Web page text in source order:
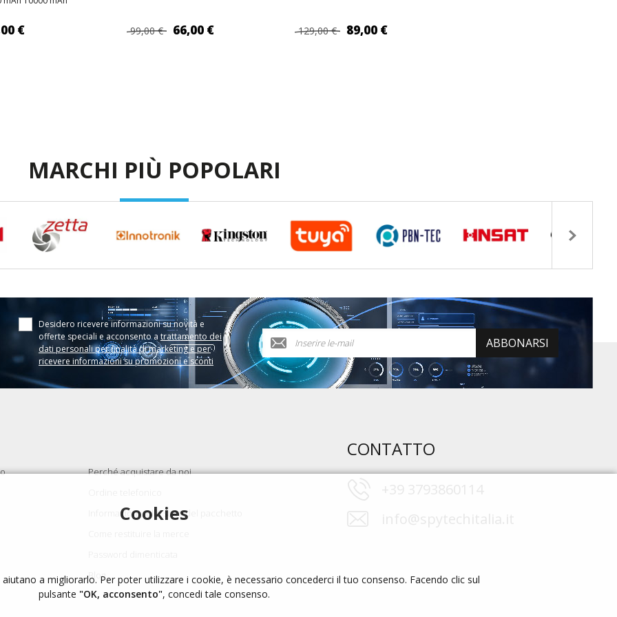
€ 99,00 € 66,00 € 129,00 € 89,00 €
MARCHI PIÙ POPOLARI
Desidero ricevere informazioni su novità e
offerte speciali e acconsento a trattamento dei
dati personali per finalità di marketing e per
ricevere informazioni su promozioni e sconti
ABBONARSI
Perché acquistare da noi
Informazioni sullo stato del pacchetto
Blog
CONTATTO
Cookies
a migliorarlo. Per poter utilizzare i cookie, è necessario concederci il tuo consenso. Facendo clic sul
pulsante "OK, acconsento", concedi tale consenso.